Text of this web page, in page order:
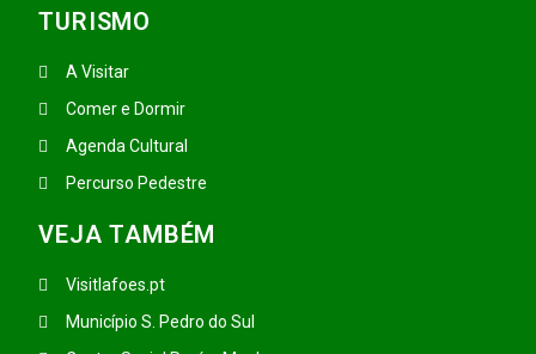
TURISMO
A Visitar
Comer e Dormir
Agenda Cultural
Percurso Pedestre
VEJA TAMBÉM
Visitlafoes.pt
Município S. Pedro do Sul